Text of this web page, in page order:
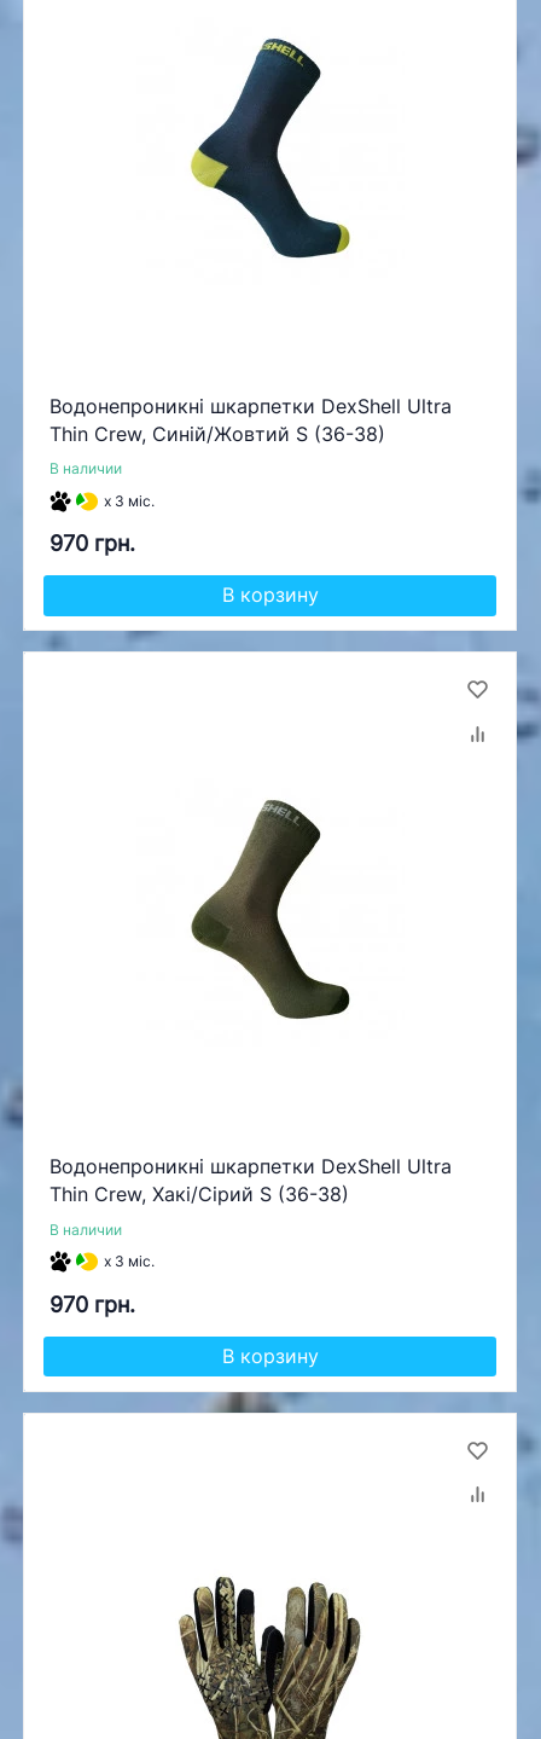
Водонепроникні шкарпетки DexShell Ultra
Thin Crew, Синій/Жовтий S (36-38)
В наличии
x 3 міс.
970 грн.
В корзину
Водонепроникні шкарпетки DexShell Ultra
Thin Crew, Хакі/Сірий S (36-38)
В наличии
x 3 міс.
970 грн.
В корзину